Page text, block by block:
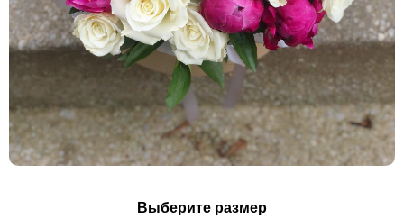
Выберите размер